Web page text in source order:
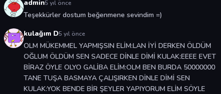
admin5 yıl önce
Teşekkürler dostum beğenmene sevindim =)
kulağım D5 yıl önce
OLM MÜKEMMEL YAPMIŞSIN ELİM:LAN İYİ DERKEN ÖLDÜM
OĞLUM ÖLDÜM SEN SADECE DİNLE DİMİ KULAK:EEEE EVET
BİRAZ ÖYLE OLYO GALİBA ELİM:OLM BEN BURDA 50000000
TANE TUŞA BASMAYA ÇALIŞIRKEN DİNLE DİMİ SEN
KULAK:YOK BENDE BİR ŞEYLER YAPIYORUM ELİM SÖYLE